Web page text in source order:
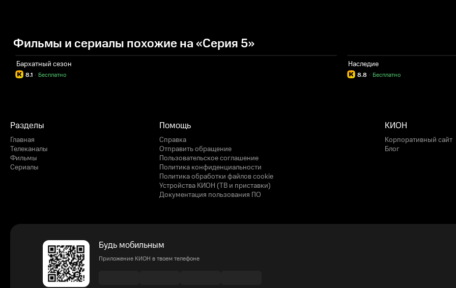
Фильмы и сериалы похожие на «Серия 5»
Бархатный сезон
8.1 Бесплатно
·
Наследие
8.8 Бесплатно
·
Разделы
Главная
Телеканалы
Фильмы
Сериалы
Помощь
Справка
Отправить обращение
Пользовательское соглашение
Политика конфиденциальности
Политика обработки файлов cookie
Устройства КИОН (ТВ и приставки)
Документация пользования ПО
КИОН
Корпоративный сайт
Блог
Будь мобильным
Приложение КИОН в твоем телефоне